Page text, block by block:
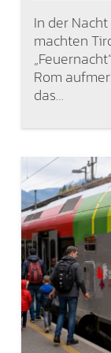
In der Nacht
machten
Rom
das…